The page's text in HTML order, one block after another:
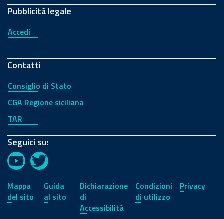
Pubblicità legale
Accedi
Contatti
Consiglio di Stato
CGA Regione siciliana
TAR
Seguici su:
YouTubeTwitter
Mappa
del sito
Guida
al sito
Dichiarazione
di
Accessibilità
Condizioni
di utilizzo
Privacy